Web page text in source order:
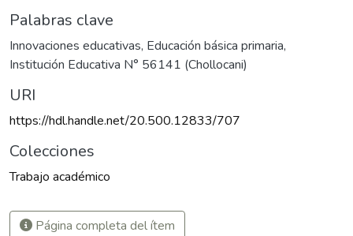
Palabras clave
Innovaciones educativas, Educación básica primaria,
Institución Educativa N° 56141 (Chollocani)
URI
https://hdl.handle.net/20.500.12833/707
Colecciones
Trabajo académico
Página completa del ítem